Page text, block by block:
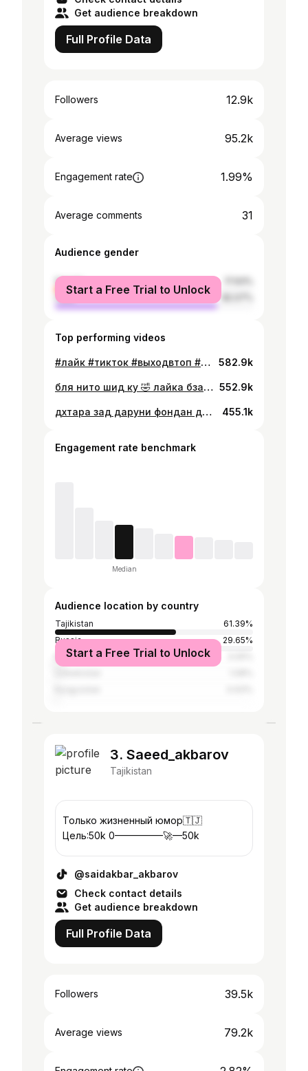
Get audience breakdown
Full Profile Data
Followers 12.9k
Average views 95.2k
Engagement rate 1.99%
Average comments 31
Audience gender
female
male
Start a Free Trial to Unlock
Top performing videos
#лайк #тикток #выходвтоп #рекомендации #топчик 582.9k
бля нито шид ку 🤣 лайка бза сохранит кн ягончи навис да комент полписатсара фаромуш накни бо #жизнь #он #рекомендации #вайн #топ #снова #топчик #топчик #выходвтоп #тикток #лайк #лайктайм #душанбе #подписатса 552.9k
дхтара зад даруни фондан дромад 🤣🤣🤣🤣 просто лайк комент сохаранит кн бачаи оча подписатсара фаромуш накн видеохои нав нав да инамича меброя #душанбе #тикток #кулоб #вайн #топ #снова #рекомендации #выходвтоп #подписатса #подписатса #лайктайм 455.1k
Engagement rate benchmark
Median
Audience location by country
Tajikistan
61.39%
Russia
29.65%
Kazakhstan
Start a Free Trial to Unlock
3. Saeed_akbarov
Tajikistan
Только жизненный юмор🇹🇯
Цель:50k 0—————🚀—50k
@saidakbar_akbarov
Check contact details
Get audience breakdown
Full Profile Data
Followers 39.5k
Average views 79.2k